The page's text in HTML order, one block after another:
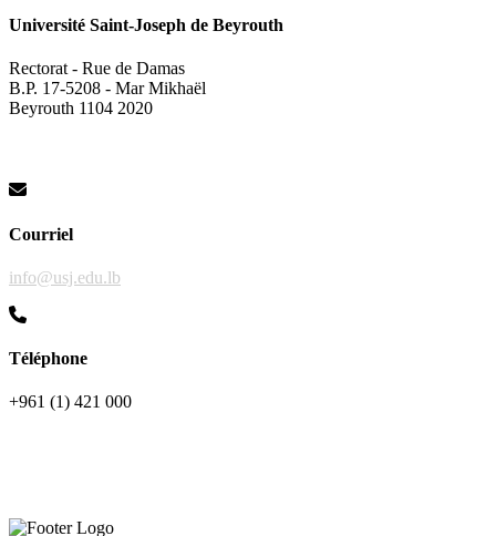
Université Saint-Joseph de Beyrouth
Rectorat - Rue de Damas
B.P. 17-5208 - Mar Mikhaël
Beyrouth 1104 2020
Courriel
info@usj.edu.lb
Téléphone
+961 (1) 421 000